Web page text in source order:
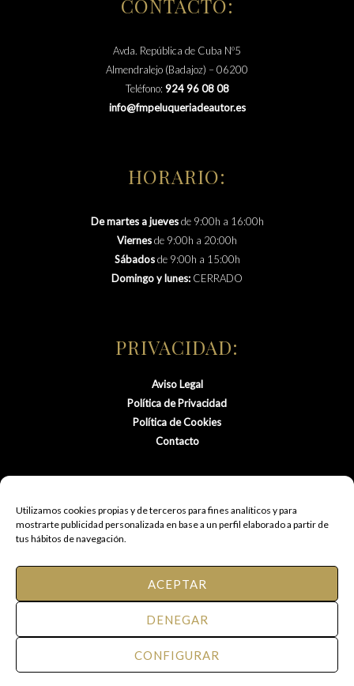
Utilizamos cookies propias y de terceros para fines analíticos y para
mostrarte publicidad personalizada en base a un perfil elaborado a partir de
tus hábitos de navegación.
ACEPTAR
DENEGAR
CONFIGURAR
CONTACTO:
Avda. República de Cuba Nº5
Almendralejo (Badajoz) – 06200
Teléfono: 924 96 08 08
info@fmpeluqueriadeautor.es
HORARIO:
De martes a juevesde 9:00h a 16:00h
Viernesde 9:00h a 20:00h
Sábadosde 9:00h a 15:00h
Domingo y lunes: CERRADO
PRIVACIDAD:
Aviso Legal
Política de Privacidad
Política de Cookies
Contacto
Todos los derechos reservados.